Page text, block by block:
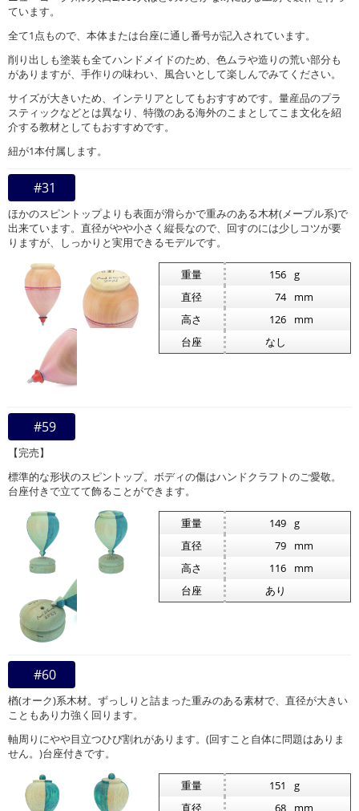
ています。
全て1点もので、本体または台座に通し番号が記入されています。
削り出しも塗装も全てハンドメイドのため、色ムラや造りの荒い部分も
がありますが、手作りの味わい、風合いとして楽しんでみてください。
サイズが大きいため、インテリアとしてもおすすめです。量産品のプラ
スティックなどとは異なり、特徴のある海外のこまとしてこま文化を紹
介する教材としてもおすすめです。
紐が1本付属します。
#31
ほかのスピントップよりも表面が滑らかで重みのある木材(メープル系)で
出来ています。直径がやや小さく縦長なので、回すのには少しコツが要
りますが、しっかりと実用できるモデルです。
重量 156 g
直径
74
mm
高さ
126
mm
台座
なし
#59
【完売】
標準的な形状のスピントップ。ボディの傷はハンドクラフトのご愛敬。
台座付きで立てて飾ることができます。
重量 149 g
直径
79
mm
高さ
116
mm
台座
あり
#60
楢(オーク)系木材。ずっしりと詰まった重みのある素材で、直径が大きい
こともあり力強く回ります。
軸周りにやや目立つひび割れがあります。(回すこと自体に問題はありま
せん。)台座付きです。
重量 151
g
直径
68
mm